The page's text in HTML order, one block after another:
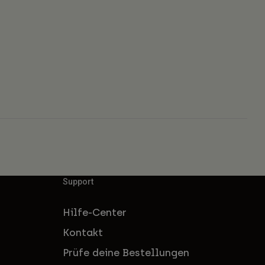
Support
Hilfe-Center
Kontakt
Prüfe deine Bestellungen